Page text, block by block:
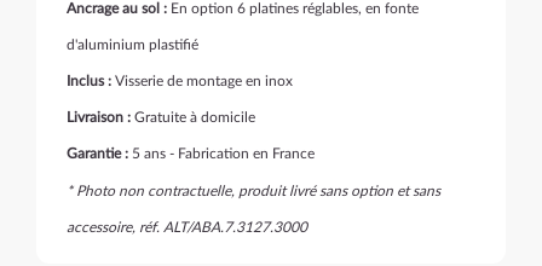
Ancrage au sol : En option 6 platines réglables, en fonte
d'aluminium plastifié
Inclus : Visserie de montage en inox
Livraison : Gratuite à domicile
Garantie : 5 ans - Fabrication en France
* Photo non contractuelle, produit livré sans option et sans
accessoire, réf. ALT/ABA.7.3127.3000